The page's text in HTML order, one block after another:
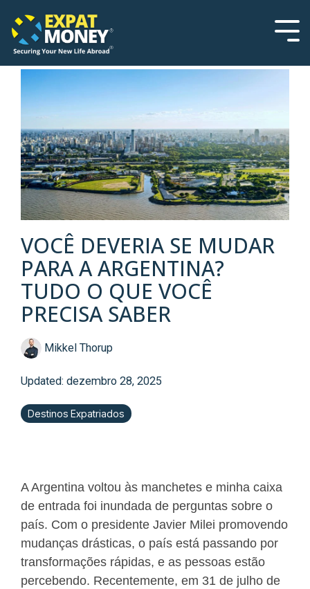
note:
This
website
accessibility
system.
the
main
VOCÊ DEVERIA SE MUDAR
PARA A ARGENTINA?
TUDO O QUE VOCÊ
PRECISA SABER
Mikkel Thorup
Updated: dezembro 28, 2025
Destinos Expatriados
A Argentina voltou às manchetes e minha caixa
de entrada foi inundada de perguntas sobre o
país. Com o presidente Javier Milei promovendo
mudanças drásticas, o país está passando por
transformações rápidas, e as pessoas estão
percebendo. Recentemente, em 31 de julho de